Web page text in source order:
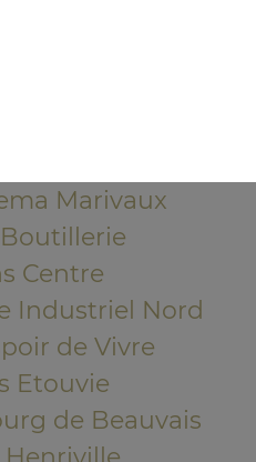
Marivaux
Centre
Industriel Nord
de Vivre
Etouvie
de Beauvais